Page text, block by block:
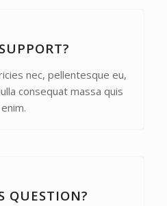
nec, pellentesque eu,
consequat massa quis
enim.
QUESTION?